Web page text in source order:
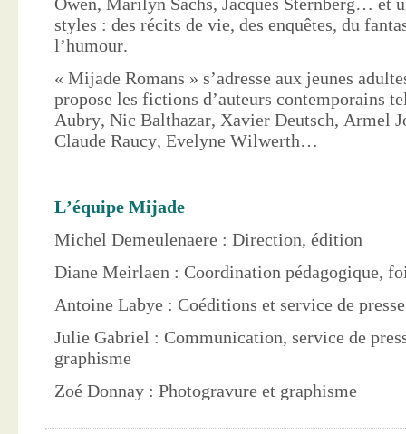
styles : des récits de vie, des enquêtes, du
l’humour.
« Mijade Romans » s’adresse aux jeunes
propose les fictions d’auteurs contemporains
Aubry, Nic Balthazar, Xavier Deutsch, Armel
Claude Raucy, Evelyne Wilwerth…
L’équipe Mijade
Michel Demeulenaere : Direction, édition
Diane Meirlaen : Coordination pédagogique,
Antoine Labye : Coéditions et service de
Julie Gabriel : Communication, service de
graphisme
Zoé Donnay : Photogravure et graphisme